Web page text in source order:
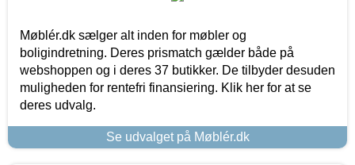
Møblér.dk sælger alt inden for møbler og
boligindretning. Deres prismatch gælder både på
webshoppen og i deres 37 butikker. De tilbyder desuden
muligheden for rentefri finansiering. Klik her for at se
deres udvalg.
Se udvalget på Møblér.dk